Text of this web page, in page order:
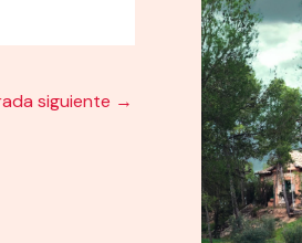
siguiente →